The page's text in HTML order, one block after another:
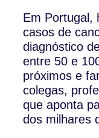
Em Portugal,
casos de
diagnóstico
entre 50 e
próximos e
colegas,
que aponta
dos milhares